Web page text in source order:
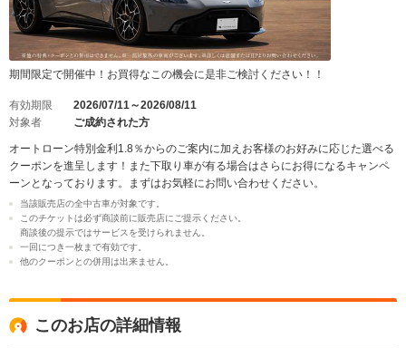
期間限定で開催中！お買得なこの機会に是非ご検討ください！！
有効期限
2026/07/11～2026/08/11
対象者
ご成約された方
オートローン特別金利1.8％からのご案内に加えお客様のお好みに応じた選べる
クーポンを進呈します！また下取り車が有る場合はさらにお得になるキャンペ
ーンとなっております。まずはお気軽にお問い合わせください。
当該販売店の全中古車が対象です。
このチケットは必ず商談前に販売店にご提示ください。
商談後の提示ではサービスを受けられません。
一回につき一枚まで有効です。
他のクーポンとの併用は出来ません。
このお店の詳細情報